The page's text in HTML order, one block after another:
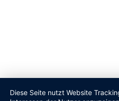
Diese Seite nutzt Website